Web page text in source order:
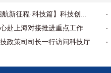
航新征程·科技篇】科技创...
赴上海对接推进重点工作
政策司司长一行访问科技厅